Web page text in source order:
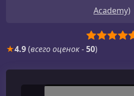
Academy)
★4.9(всего оценок-50)